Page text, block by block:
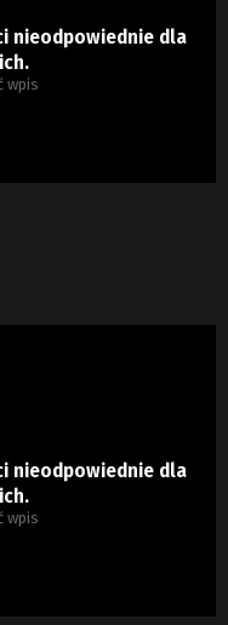
nieodpowiednie dla
wpis
nieodpowiednie dla
wpis